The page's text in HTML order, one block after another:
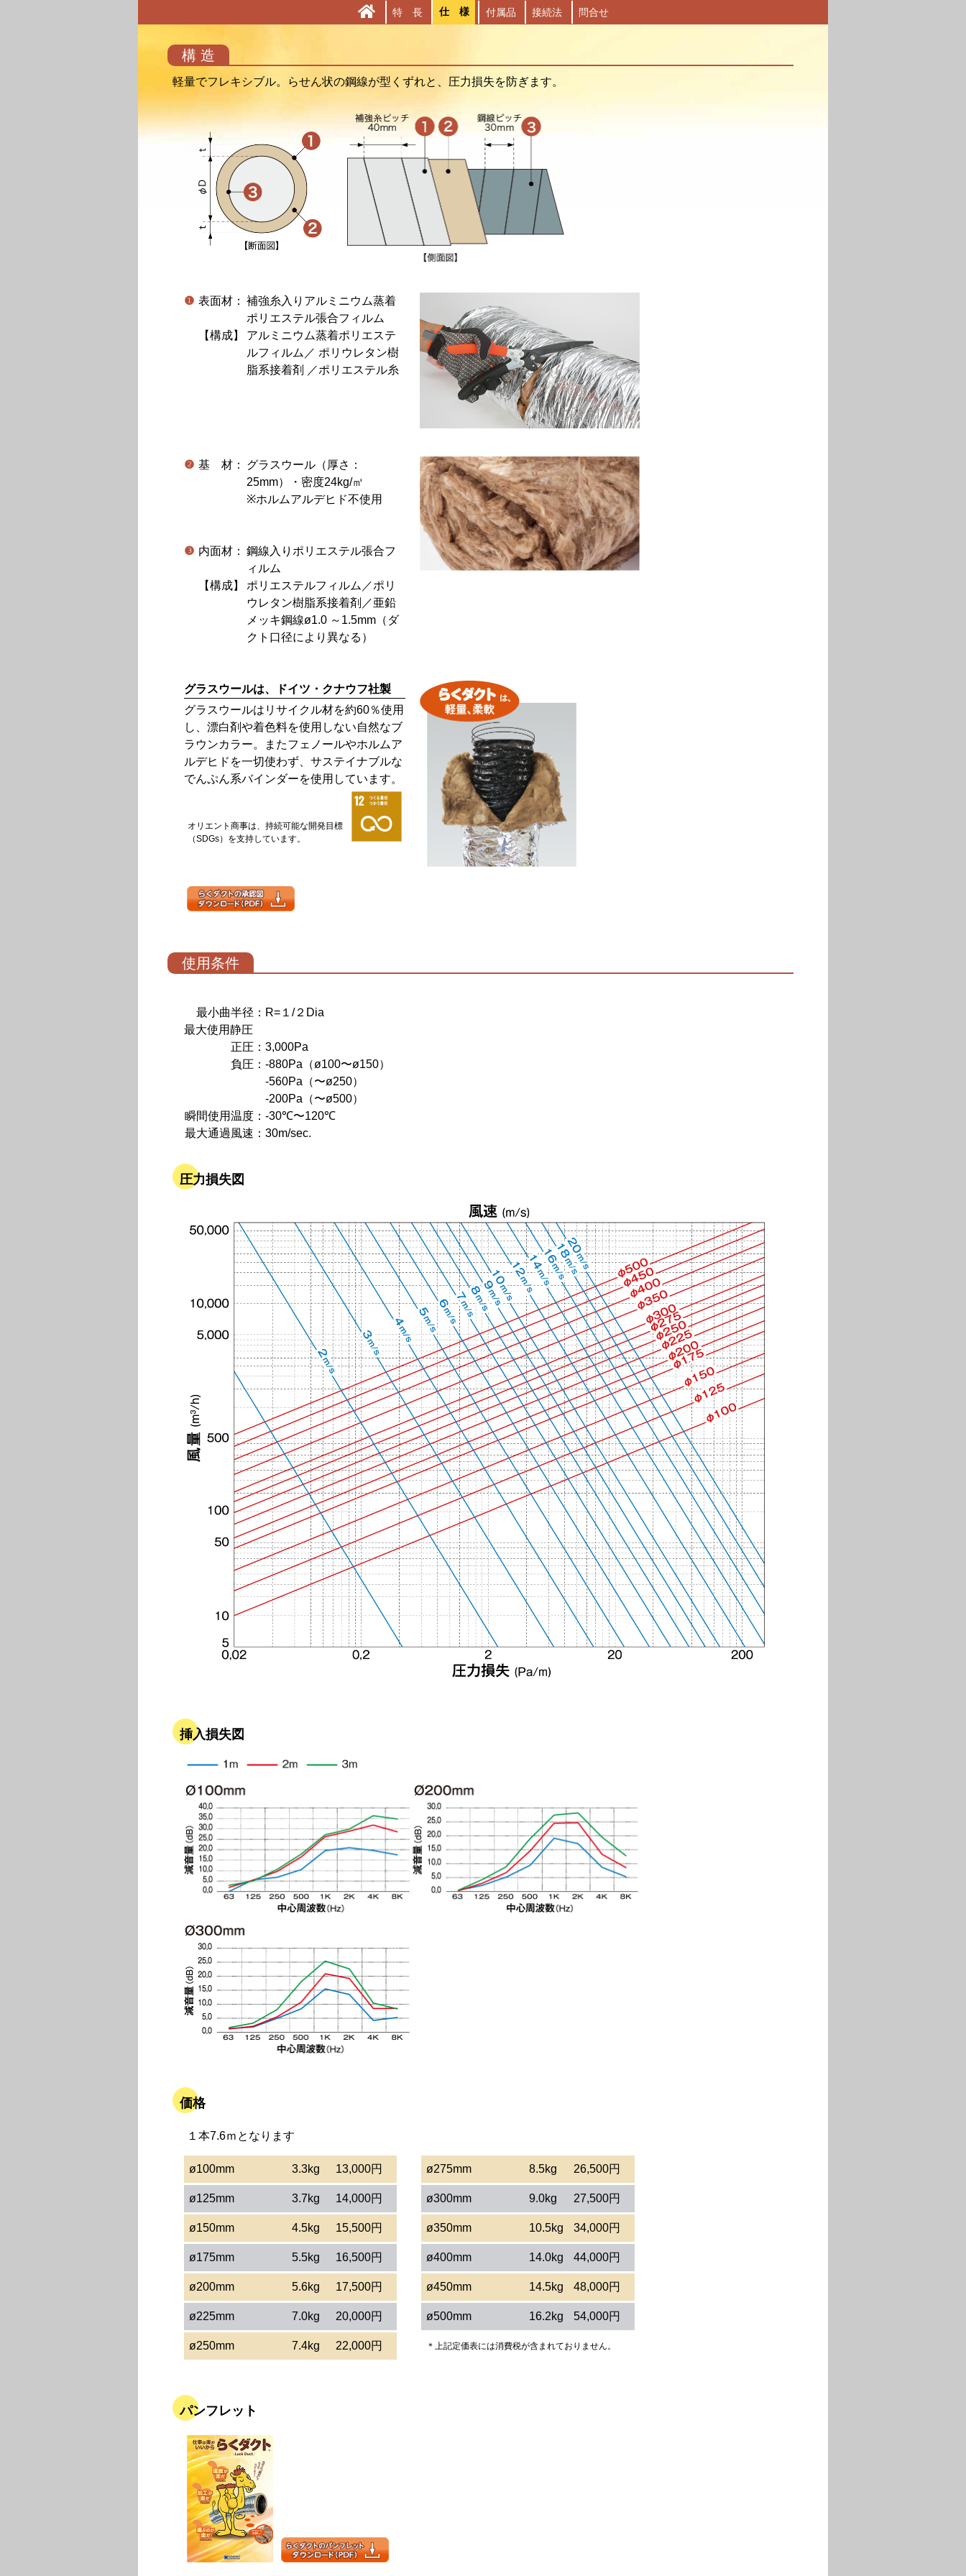
特 長 仕 様 付属品 接続法 問合せ
構 造
軽量でフレキシブル。らせん状の鋼線が型くずれと、圧力損失を防ぎます。
❶ 表面材： 補強糸入りアルミニウム蒸着
ポリエステル張合フィルム
【構成】
アルミニウム蒸着ポリエステ
ルフィルム／ ポリウレタン樹
脂系接着剤 ／ポリエステル糸
❷ 基 材：
グラスウール（厚さ：
25mm）・密度24kg/㎥
※ホルムアルデヒド不使用
❸ 内面材： 鋼線入りポリエステル張合フ
ィルム
【構成】
ポリエステルフィルム／ポリ
ウレタン樹脂系接着剤／亜鉛
メッキ鋼線ø1.0 ～1.5mm（ダ
クト口径により異なる）
グラスウールは、ドイツ・クナウフ社製
グラスウールはリサイクル材を約60％使用
し、漂白剤や着色料を使用しない自然なブ
ラウンカラー。またフェノールやホルムア
ルデヒドを一切使わず、サステイナブルな
でんぷん系バインダーを使用しています。
オリエント商事は、持続可能な開発目標
（SDGs）を支持しています。
使用条件
最小曲半径： R=１/２Dia
最大使用静圧
正圧： 3,000Pa
負圧： -880Pa（ø100〜ø150）
-560Pa（〜ø250）
-200Pa（〜ø500）
瞬間使用温度： -30℃〜120℃
最大通過風速： 30m/sec.
圧力損失図
挿入損失図
価格
１本7.6ｍとなります
ø100mm 3.3kg 13,000円
ø125mm 3.7kg 14,000円
ø150mm 4.5kg 15,500円
ø175mm 5.5kg 16,500円
ø200mm 5.6kg 17,500円
ø225mm 7.0kg 20,000円
ø250mm 7.4kg 22,000円
ø275mm 8.5kg 26,500円
ø300mm 9.0kg 27,500円
ø350mm 10.5kg 34,000円
ø400mm 14.0kg 44,000円
ø450mm 14.5kg 48,000円
ø500mm 16.2kg 54,000円
＊上記定価表には消費税が含まれておりません。
パンフレット